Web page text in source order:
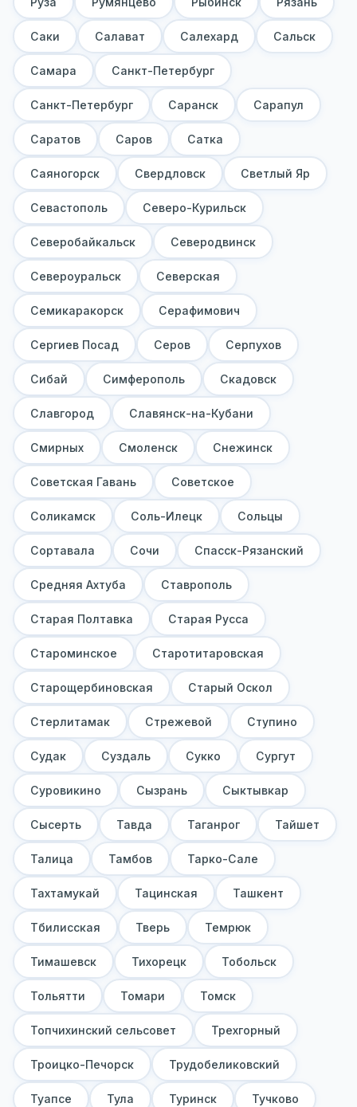
Саки Салават Салехард Сальск
Самара Санкт-Петербург
Санкт-Петербург Саранск Сарапул
Саратов Саров Сатка
Саяногорск Свердловск Светлый Яр
Севастополь Северо-Курильск
Северобайкальск Северодвинск
Североуральск Северская
Семикаракорск Серафимович
Сергиев Посад Серов Серпухов
Сибай Симферополь Скадовск
Славгород Славянск-на-Кубани
Смирных Смоленск Снежинск
Советская Гавань Советское
Соликамск Соль-Илецк Сольцы
Сортавала Сочи Спасск-Рязанский
Средняя Ахтуба Ставрополь
Старая Полтавка Старая Русса
Староминское Старотитаровская
Старощербиновская Старый Оскол
Стерлитамак Стрежевой Ступино
Судак Суздаль Сукко Сургут
Суровикино Сызрань Сыктывкар
Сысерть Тавда Таганрог Тайшет
Талица Тамбов Тарко-Сале
Тахтамукай Тацинская Ташкент
Тбилисская Тверь Темрюк
Тимашевск Тихорецк Тобольск
Тольятти Томари Томск
Топчихинский сельсовет Трехгорный
Троицко-Печорск Трудобеликовский
Туапсе Тула Туринск Тучково